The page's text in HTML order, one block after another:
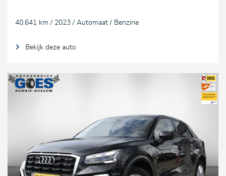
40.641 km / 2023 / Automaat / Benzine
Bekijk deze auto